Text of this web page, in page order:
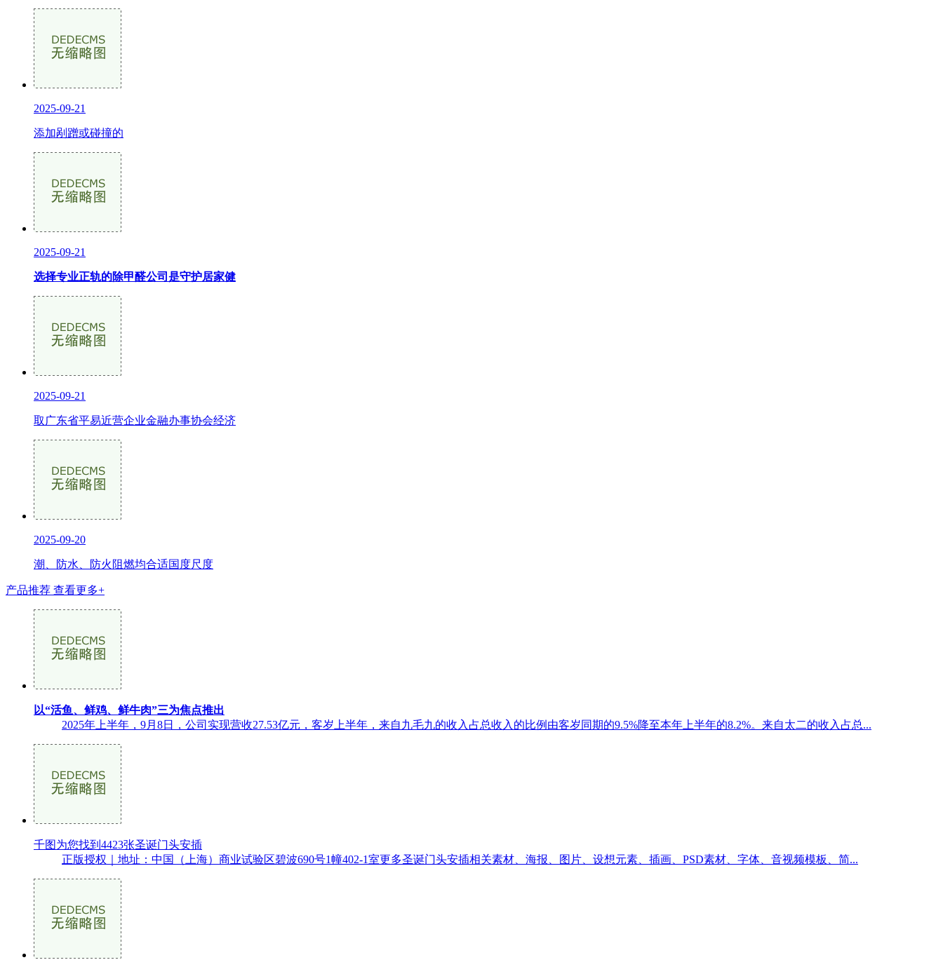
2025-09-21
添加剐蹭或碰撞的
2025-09-21
选择专业正轨的除甲醛公司是守护居家健
2025-09-21
取广东省平易近营企业金融办事协会经济
2025-09-20
潮、防水、防火阻燃均合适国度尺度
产品推荐 查看更多+
以“活鱼、鲜鸡、鲜牛肉”三为焦点推出
2025年上半年，9月8日，公司实现营收27.53亿元，客岁上半年，来自九毛九的收入占总收入的比例由客岁同期的9.5%降至本年上半年的8.2%。来自太二的收入占总...
千图为您找到4423张圣诞门头安插
正版授权｜地址：中国（上海）商业试验区碧波690号1幢402-1室更多圣诞门头安插相关素材、海报、图片、设想元素、插画、PSD素材、字体、音视频模板、简...